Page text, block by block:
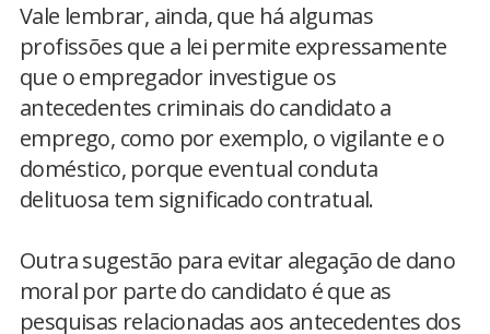
Vale lembrar, ainda, que há algumas
profissões que a lei permite expressamente
que o empregador investigue os
antecedentes criminais do candidato a
emprego, como por exemplo, o vigilante e o
doméstico, porque eventual conduta
delituosa tem significado contratual.
Outra sugestão para evitar alegação de dano
moral por parte do candidato é que as
pesquisas relacionadas aos antecedentes dos